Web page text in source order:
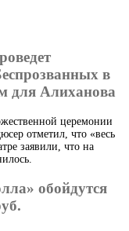
в
для Алиханова
церемонии
отметил, что «весь
заявили, что на
обойдутся